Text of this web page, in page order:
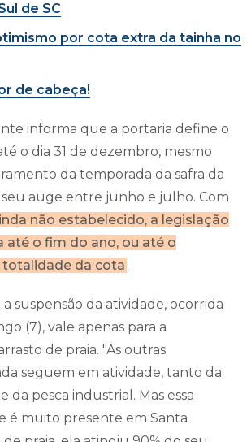
de SC
por cota extra da tainha no
de cabeça!
informa que a portaria define o
o dia 31 de dezembro, mesmo
da temporada da safra da
auge entre junho e julho. Com
não estabelecido, a legislação
até o fim do ano, ou até o
da cota .
suspensão da atividade, ocorrida
(7), vale apenas para a
de praia. "As outras
seguem em atividade, tanto da
da pesca industrial. Mas essa
é muito presente em Santa